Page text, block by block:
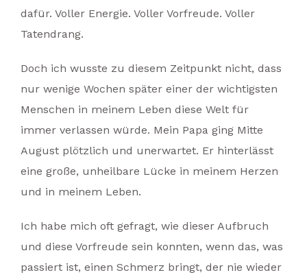
dafür. Voller Energie. Voller Vorfreude. Voller
Tatendrang.
Doch ich wusste zu diesem Zeitpunkt nicht, dass
nur wenige Wochen später einer der wichtigsten
Menschen in meinem Leben diese Welt für
immer verlassen würde. Mein Papa ging Mitte
August plötzlich und unerwartet. Er hinterlässt
eine große, unheilbare Lücke in meinem Herzen
und in meinem Leben.
Ich habe mich oft gefragt, wie dieser Aufbruch
und diese Vorfreude sein konnten, wenn das, was
passiert ist, einen Schmerz bringt, der nie wieder